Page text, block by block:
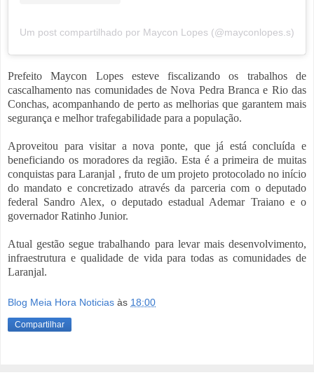
Um post compartilhado por Maycon Lopes (@mayconlopes.s)
Prefeito Maycon Lopes esteve fiscalizando os trabalhos de
cascalhamento nas comunidades de Nova Pedra Branca e Rio das
Conchas, acompanhando de perto as melhorias que garantem mais
segurança e melhor trafegabilidade para a população.
Aproveitou para visitar a nova ponte, que já está concluída e
beneficiando os moradores da região. Esta é a primeira de muitas
conquistas para Laranjal , fruto de um projeto protocolado no início
do mandato e concretizado através da parceria com o deputado
federal Sandro Alex, o deputado estadual Ademar Traiano e o
governador Ratinho Junior.
Atual gestão segue trabalhando para levar mais desenvolvimento,
infraestrutura e qualidade de vida para todas as comunidades de
Laranjal.
Blog Meia Hora Noticias às 18:00
Compartilhar